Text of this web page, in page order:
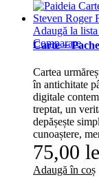
Adaugă la
Comparare
Carte +
Cartea
în antichitate
digitale
treptat, un
depășește
cunoaștere,
75,00
Adaugă în coș